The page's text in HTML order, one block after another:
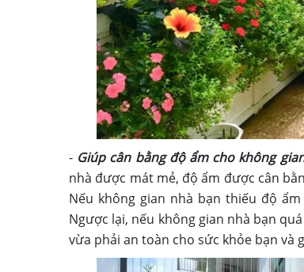
- Giúp cân bằng độ ẩm cho không
nhà được mát mẻ, độ ẩm được cân
Nếu không gian nhà bạn thiếu độ
Ngược lại, nếu không gian nhà bạn
vừa phải an toàn cho sức khỏe bạn và